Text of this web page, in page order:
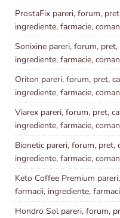
ProstaFix pareri, forum,
ingrediente, farmacie,
Sonixine pareri, forum, pret,
ingrediente, farmacie,
Oriton pareri, forum, pret,
ingrediente, farmacie,
Viarex pareri, forum, pret,
ingrediente, farmacie,
Bionetic pareri, forum, pret,
ingrediente, farmacie,
Keto Coffee Premium
farmacii, ingrediente,
Hondro Sol pareri, forum,